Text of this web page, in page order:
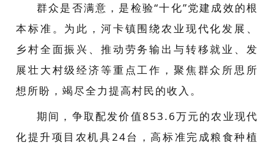
群众是否满意，是检验“十化”党建成效的根
本标准。为此，河卡镇围绕农业现代化发展、
乡村全面振兴、推动劳务输出与转移就业、发
展壮大村级经济等重点工作，聚焦群众所思所
想所盼，竭尽全力提高村民的收入。
期间，争取配发价值853.6万元的农业现代
化提升项目农机具24台，高标准完成粮食种植